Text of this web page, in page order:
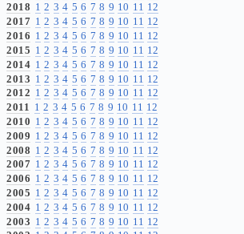
2018 1 2 3 4 5 6 7 8 9 10 11 12
2017 1 2 3 4 5 6 7 8 9 10 11 12
2016 1 2 3 4 5 6 7 8 9 10 11 12
2015 1 2 3 4 5 6 7 8 9 10 11 12
2014 1 2 3 4 5 6 7 8 9 10 11 12
2013 1 2 3 4 5 6 7 8 9 10 11 12
2012 1 2 3 4 5 6 7 8 9 10 11 12
2011 1 2 3 4 5 6 7 8 9 10 11 12
2010 1 2 3 4 5 6 7 8 9 10 11 12
2009 1 2 3 4 5 6 7 8 9 10 11 12
2008 1 2 3 4 5 6 7 8 9 10 11 12
2007 1 2 3 4 5 6 7 8 9 10 11 12
2006 1 2 3 4 5 6 7 8 9 10 11 12
2005 1 2 3 4 5 6 7 8 9 10 11 12
2004 1 2 3 4 5 6 7 8 9 10 11 12
2003 1 2 3 4 5 6 7 8 9 10 11 12